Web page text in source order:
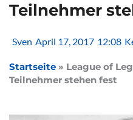
Teilnehmer
Sven April 17, 2017 12:08
Startseite » League of
Teilnehmer stehen fest